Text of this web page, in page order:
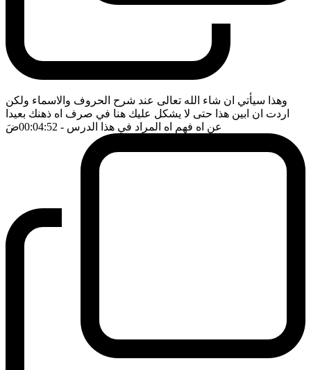
وهذا سيأتي ان شاء الله تعالى عند شرح الحروف والاسماء ولكن
اردت ان ابين هذا حتى لا يشكل عليك هنا في صرف اه ذهنك بعيدا
عن اه فهم اه المراد في هذا الدرس - 00:04:52 ضَ